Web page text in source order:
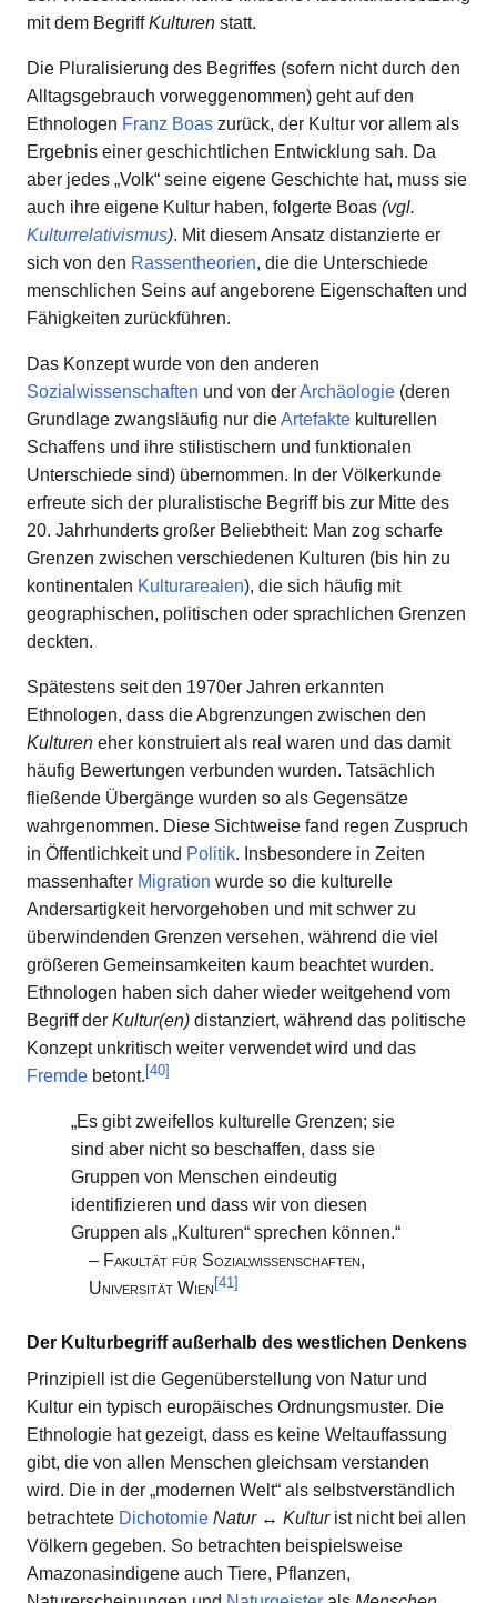
mit dem BegriffKulturen statt.
Die Pluralisierung des Begriffes (sofern nicht durch den
Alltagsgebrauch vorweggenommen) geht auf den
Ethnologen Franz Boas zurück, der Kultur vor allem als
Ergebnis einer geschichtlichen Entwicklung sah. Da
aber jedes „Volk“ seine eigene Geschichte hat, muss sie
auch ihre eigene Kultur haben, folgerte Boas (vgl.
Kulturrelativismus). Mit diesem Ansatz distanzierte er
sich von den Rassentheorien, die die Unterschiede
menschlichen Seins auf angeborene Eigenschaften und
Fähigkeiten zurückführen.
Das Konzept wurde von den anderen
Sozialwissenschaften und von derArchäologie (deren
Grundlage zwangsläufig nur dieArtefakte kulturellen
Schaffens und ihre stilistischern und funktionalen
Unterschiede sind) übernommen. In der Völkerkunde
erfreute sich der pluralistische Begriff bis zur Mitte des
20. Jahrhunderts großer Beliebtheit: Man zog scharfe
Grenzen zwischen verschiedenen Kulturen (bis hin zu
kontinentalen Kulturarealen), die sich häufig mit
geographischen, politischen oder sprachlichen Grenzen
deckten.
Spätestens seit den 1970er Jahren erkannten
Ethnologen, dass die Abgrenzungen zwischen den
Kulturen eher konstruiert als real waren und das damit
häufig Bewertungen verbunden wurden. Tatsächlich
fließende Übergänge wurden so als Gegensätze
wahrgenommen. Diese Sichtweise fand regen Zuspruch
in Öffentlichkeit und Politik. Insbesondere in Zeiten
massenhafter Migration wurde so die kulturelle
Andersartigkeit hervorgehoben und mit schwer zu
überwindenden Grenzen versehen, während die viel
größeren Gemeinsamkeiten kaum beachtet wurden.
Ethnologen haben sich daher wieder weitgehend vom
Begriff der Kultur(en) distanziert, während das politische
Konzept unkritisch weiter verwendet wird und das
Fremde betont. [40]
„Es gibt zweifellos kulturelle Grenzen; sie
sind aber nicht so beschaffen, dass sie
Gruppen von Menschen eindeutig
identifizieren und dass wir von diesen
Gruppen als „Kulturen“ sprechen können.“
– Fakultät für Sozialwissenschaften,
Universität Wien [41 ]
Der Kulturbegriff außerhalb des westlichen Denkens
Prinzipiell ist die Gegenüberstellung von Natur und
Kultur ein typisch europäisches Ordnungsmuster. Die
Ethnologie hat gezeigt, dass es keine Weltauffassung
gibt, die von allen Menschen gleichsam verstanden
wird. Die in der „modernen Welt“ als selbstverständlich
betrachtete Dichotomie Natur ↔ Kulturist nicht bei allen
Völkern gegeben. So betrachten beispielsweise
Amazonasindigene auch Tiere, Pflanzen,